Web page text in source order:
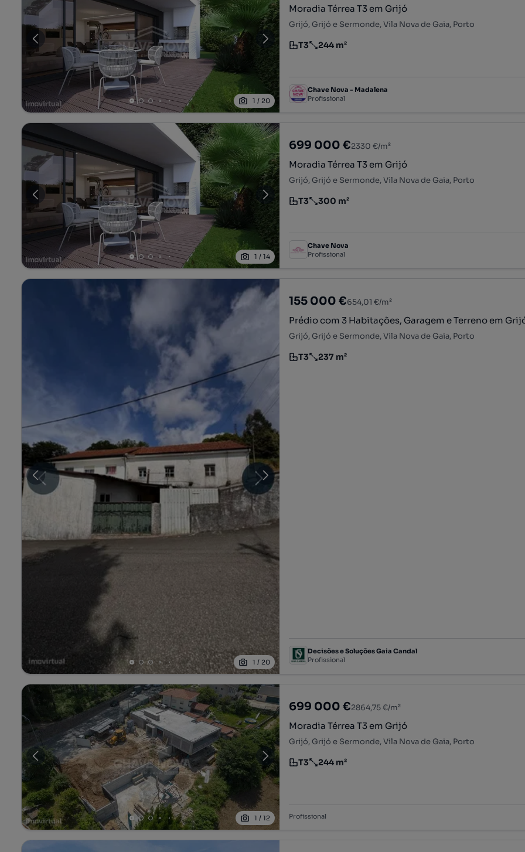
1 / 20
Moradia Térrea T3 em Grijó
Grijó, Grijó e Sermonde, Vila Nova de Gaia, Porto
Tipologia
T3
Preço por metro quadrado
244 m²
Chave Nova - Madalena
Profissional
1 /14
699 000 €2330 €/m²
Moradia Térrea T3 em Grijó
Grijó, Grijó e Sermonde, Vila Nova de Gaia, Porto
Tipologia
T3
Preço por metro quadrado
300 m²
Chave Nova
Profissional
1 / 20
155 000 €654,01 €/m²
Prédio com 3 Habitações, Garagem e Terreno em
Grijó, Grijó e Sermonde, Vila Nova de Gaia, Porto
Tipologia
T3
Preço por metro quadrado
237 m²
Decisões e Soluções Gaia Candal
Profissional
1 /12
699 000 €2864,75 €/m²
Moradia Térrea T3 em Grijó
Grijó, Grijó e Sermonde, Vila Nova de Gaia, Porto
Tipologia
T3
Preço por metro quadrado
244 m²
Profissional